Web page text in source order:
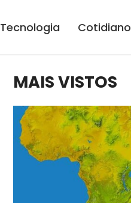
Tecnologia Cotidiano
MAIS VISTOS